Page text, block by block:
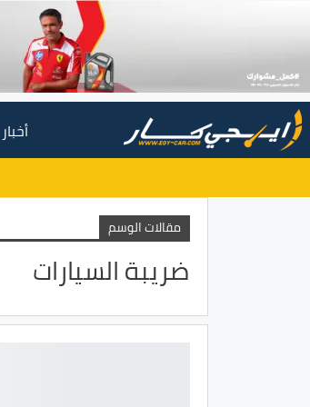
مقالات الوسم
ضريبة السيارات